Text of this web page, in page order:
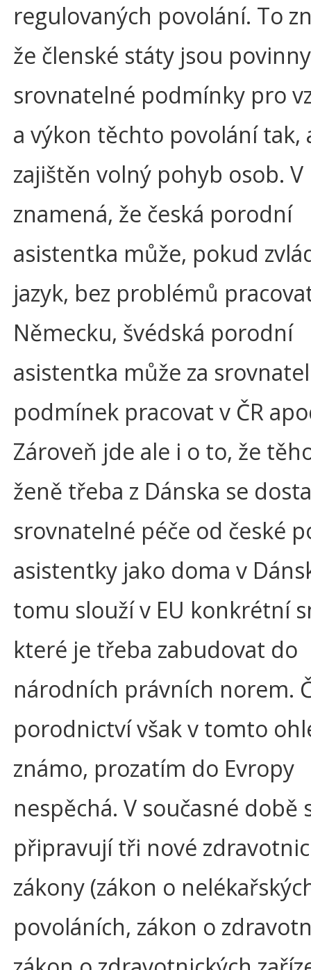
regulovaných povolání. To
že členské státy jsou
srovnatelné podmínky pro
a výkon těchto povolání tak,
zajištěn volný pohyb osob.
znamená, že česká porodní
asistentka může, pokud
jazyk, bez problémů
Německu, švédská porodní
asistentka může za
podmínek pracovat v ČR
Zároveň jde ale i o to, že
ženě třeba z Dánska se
srovnatelné péče od české
asistentky jako doma v
tomu slouží v EU konkrétní
které je třeba zabudovat do
národních právních norem.
porodnictví však v tomto
známo, prozatím do Evropy
nespěchá. V současné době
připravují tři nové
zákony (zákon o
povoláních, zákon o